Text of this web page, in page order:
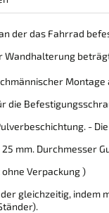
der das Fahrrad
Wandhalterung
die
-
mm. Durchmesser
Verpackung )
gleichzeitig, indem